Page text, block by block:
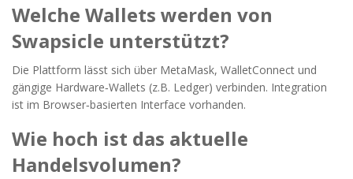
Welche Wallets werden von
Swapsicle unterstützt?
Die Plattform lässt sich über MetaMask, WalletConnect und
gängige Hardware‑Wallets (z.B. Ledger) verbinden. Integration
ist im Browser‑basierten Interface vorhanden.
Wie hoch ist das aktuelle
Handelsvolumen?